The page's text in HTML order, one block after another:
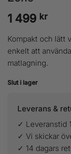
1 499 kr
Kompakt och lätt
enkelt att
matlagning.
Slut i lager
Leverans &
✓ Leveranstid
✓ Vi skickar
✓ 14 dagars